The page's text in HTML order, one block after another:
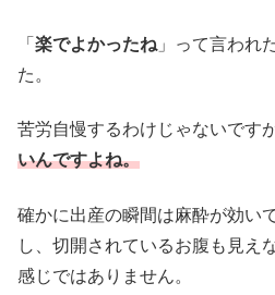
「 楽でよかったね 」って言われ
た。
苦労自慢するわけじゃないですが
いんですよね。
確かに出産の瞬間は麻酔が効い
し、切開されているお腹も見え
感じではありません。